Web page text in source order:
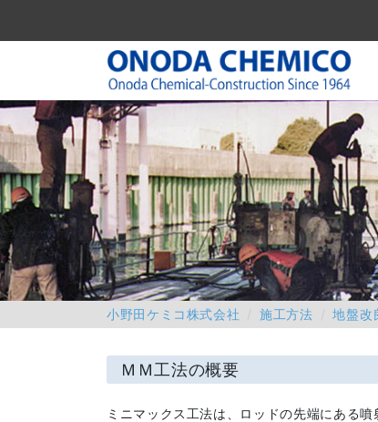
小野田ケミコ株式会社 施工方法 地盤改
ＭＭ工法の概要
ミニマックス工法は、ロッドの先端にある